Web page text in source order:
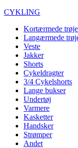
CYKLING
Kortærmede
Langærmede
Veste
Jakker
Shorts
Cykeldragter
3/4 Cykelshorts
Lange bukser
Undertøj
Varmere
Kasketter
Handsker
Strømper
Andet